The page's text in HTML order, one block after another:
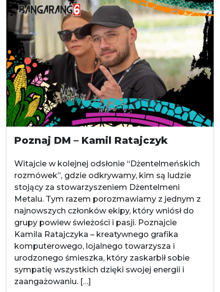
Poznaj DM – Kamil Ratajczyk
Witajcie w kolejnej odsłonie “Dżentelmeńskich
rozmówek”, gdzie odkrywamy, kim są ludzie
stojący za stowarzyszeniem Dżentelmeni
Metalu. Tym razem porozmawiamy z jednym z
najnowszych członków ekipy, który wniósł do
grupy powiew świeżości i pasji. Poznajcie
Kamila Ratajczyka – kreatywnego grafika
komputerowego, lojalnego towarzysza i
urodzonego śmieszka, który zaskarbił sobie
sympatię wszystkich dzięki swojej energii i
zaangażowaniu. […]